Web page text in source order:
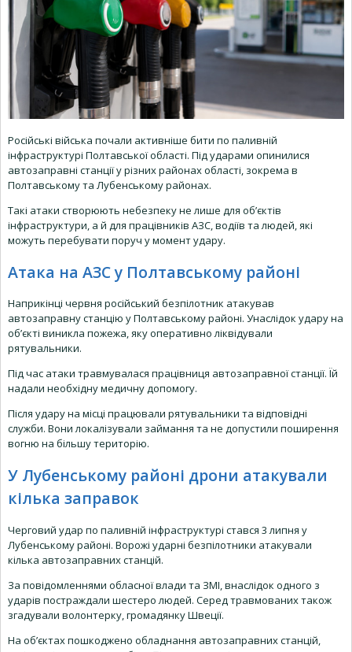
Російські війська почали активніше бити по паливній
інфраструктурі Полтавської області. Під ударами опинилися
автозаправні станції у різних районах області, зокрема в
Полтавському та Лубенському районах.
Такі атаки створюють небезпеку не лише для об’єктів
інфраструктури, а й для працівників АЗС, водіїв та людей, які
можуть перебувати поруч у момент удару.
Атака на АЗС у Полтавському районі
Наприкінці червня російський безпілотник атакував
автозаправну станцію у Полтавському районі. Унаслідок удару на
об’єкті виникла пожежа, яку оперативно ліквідували
рятувальники.
Під час атаки травмувалася працівниця автозаправної станції. Їй
надали необхідну медичну допомогу.
Після удару на місці працювали рятувальники та відповідні
служби. Вони локалізували займання та не допустили поширення
вогню на більшу територію.
У Лубенському районі дрони атакували
кілька заправок
Черговий удар по паливній інфраструктурі стався 3 липня у
Лубенському районі. Ворожі ударні безпілотники атакували
кілька автозаправних станцій.
За повідомленнями обласної влади та ЗМІ, внаслідок одного з
ударів постраждали шестеро людей. Серед травмованих також
згадували волонтерку, громадянку Швеції.
На об’єктах пошкоджено обладнання автозаправних станцій,